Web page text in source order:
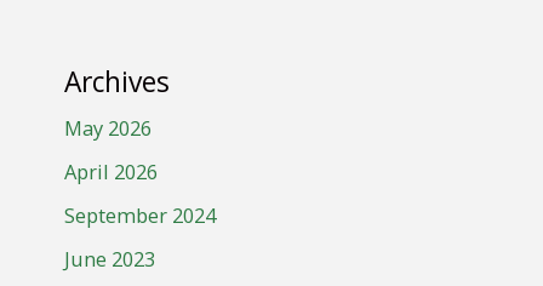
Archives
May 2026
April 2026
September 2024
June 2023